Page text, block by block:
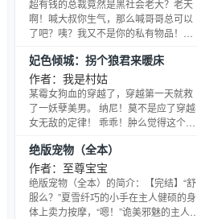
超有钱的总裁竟然是黑社会老大？老天
啊！喊大叔你生气，那么喊哥哥总可以
了吧？咦？我又不是你的私有物品！走
老大？算了，谁让咱是弱女子，不过！
你怎么可以一而再，再而三地欺负我？
而且越欺负越上瘾？是不是我错了，最
初我就不该出现在你眼前？
妃色倾城：拐个狼君来暖床
作者：我是村姑
某霉女狗血的穿越了，穿越第一天就救
了一妖孽美男。 纳尼！莫不是应了穿越
女无敌的定律！ 乖乖！肿么觉得这个妖
料，脸蛋俊俏，就留在身边给姐姐暖床
吧！ “听姐姐话，跟姐姐走，金钱霉女啥
都有哈！” 可是肿么觉得自己拐来滴男人
不是小白兔捏！ 情郎？色狼？或者是豺
狼？ 村姑新文《贵妾》已上传，求各位
绝版宠物（全本）
作者：至尊宝宝
绝版宠物（全本）的简介：【完结】“舒
服么？”夏雪纤巧的小手在主人健硕的身
体上卖力按摩，“嗯！”诡美邪魅的主人微